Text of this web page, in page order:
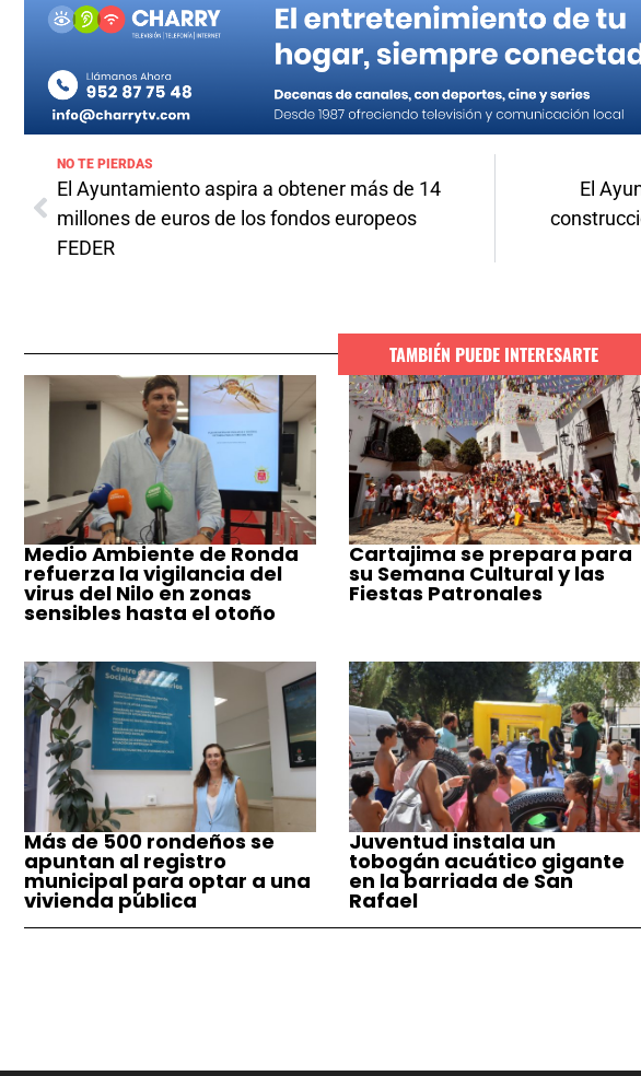
NO TE PIERDAS
El Ayuntamiento aspira a obtener más de 14
millones de euros de los fondos europeos
FEDER
El
TAMBIÉN PUEDE INTERESARTE
Medio Ambiente de Ronda
refuerza la vigilancia del
virus del Nilo en zonas
sensibles hasta el otoño
Cartajima se prepara para
su Semana Cultural y las
Fiestas Patronales
Más de 500 rondeños se
apuntan al registro
municipal para optar a una
vivienda pública
Juventud instala un
tobogán acuático gigante
en la barriada de San
Rafael